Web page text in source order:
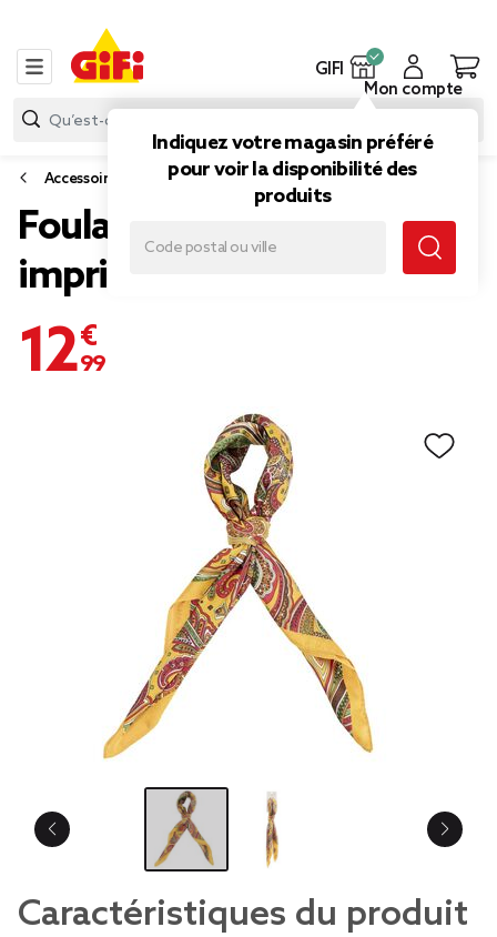
GIFI
Indiquez votre magasin préféré
pour voir la disponibilité des
produits
Mon compte
Accessoires mode
Foulard carré tissu
imprimé jaune 45x45cm
12,99 €
Caractéristiques du produit